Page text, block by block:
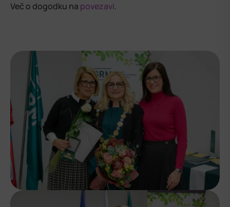
Več o dogodku na povezavi.